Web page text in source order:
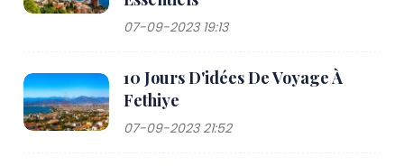
07-09-2023 19:13
10 Jours D'idées De Voyage À
Fethiye
07-09-2023 21:52